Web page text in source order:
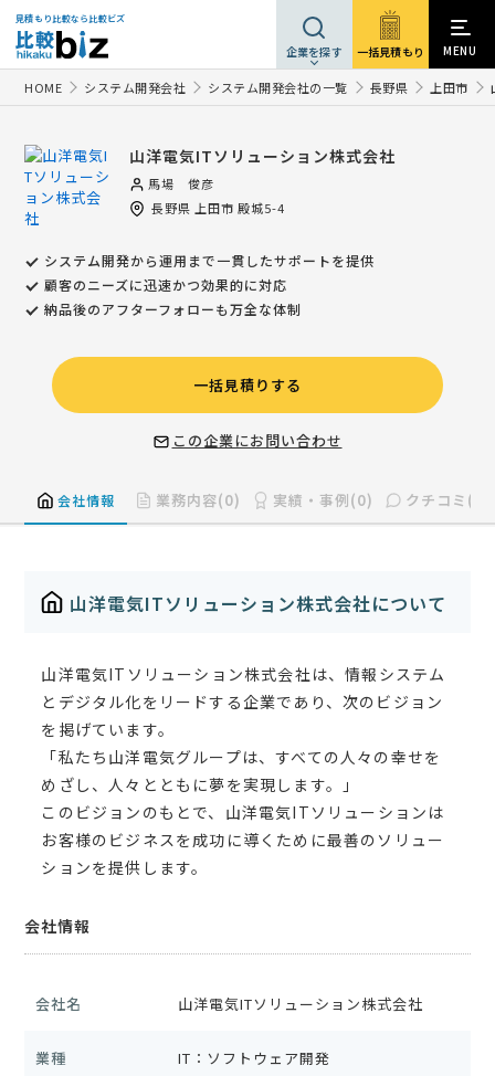
見積もり比較なら比較ビズ
企業を探す 一括見積もり MENU
HOME システム開発会社 システム開発会社の一覧 長野県 上田市
山洋電気ITソリューション株式会社
馬場 俊彦
長野県 上田市 殿城5-4
システム開発から運用まで一貫したサポートを提供
顧客のニーズに迅速かつ効果的に対応
納品後のアフターフォローも万全な体制
一括見積りする
この企業にお問い合わせ
会社情報 業務内容(0) 実績・事例(0) クチコミ(0)
山洋電気ITソリューション株式会社について
山洋電気ITソリューション株式会社は、情報システム
とデジタル化をリードする企業であり、次のビジョン
を掲げています。
「私たち山洋電気グループは、すべての人々の幸せを
めざし、人々とともに夢を実現します。」
このビジョンのもとで、山洋電気ITソリューションは
お客様のビジネスを成功に導くために最善のソリュー
ションを提供します。
会社情報
会社名 山洋電気ITソリューション株式会社
業種 IT：ソフトウェア開発